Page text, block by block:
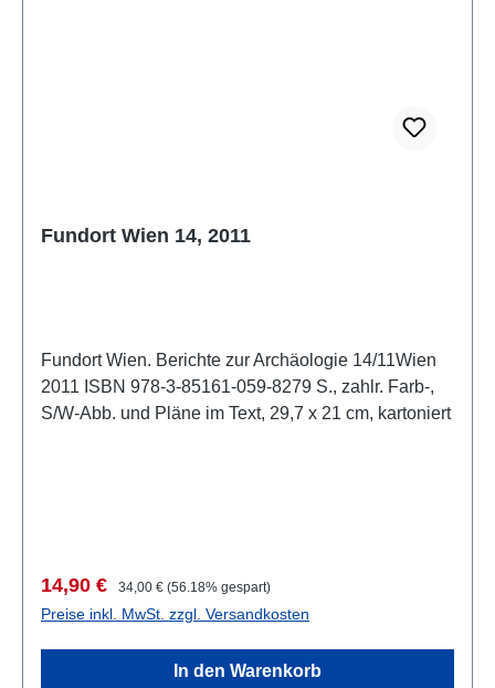
Fundort Wien 14, 2011
Fundort Wien. Berichte zur Archäologie 14/11Wien
2011 ISBN 978-3-85161-059-8279 S., zahlr. Farb-,
S/W-Abb. und Pläne im Text, 29,7 x 21 cm, kartoniert
Verkaufspreis:
14,90 € Regulärer Preis:
34,00 € (56.18% gespart)
Preise inkl. MwSt. zzgl. Versandkosten
In den Warenkorb